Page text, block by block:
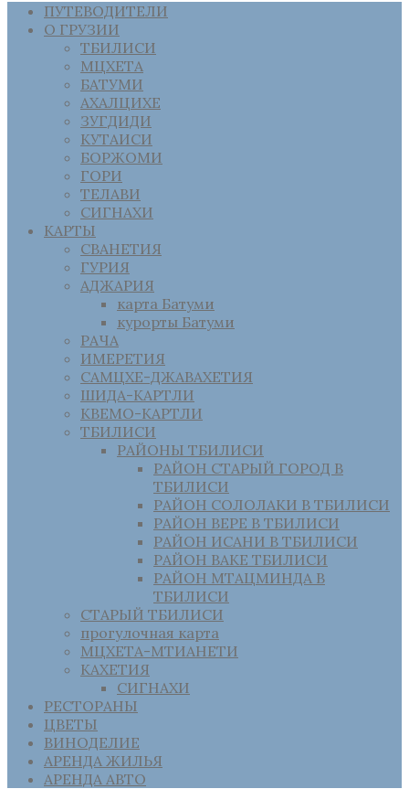
ПУТЕВОДИТЕЛИ
О ГРУЗИИ
ТБИЛИСИ
МЦХЕТА
БАТУМИ
АХАЛЦИХЕ
ЗУГДИДИ
КУТАИСИ
БОРЖОМИ
ГОРИ
ТЕЛАВИ
СИГНАХИ
КАРТЫ
СВАНЕТИЯ
ГУРИЯ
АДЖАРИЯ
карта Батуми
курорты Батуми
РАЧА
ИМЕРЕТИЯ
САМЦХЕ-ДЖАВАХЕТИЯ
ШИДА-КАРТЛИ
КВЕМО-КАРТЛИ
ТБИЛИСИ
РАЙОНЫ ТБИЛИСИ
РАЙОН СТАРЫЙ ГОРОД В
ТБИЛИСИ
РАЙОН СОЛОЛАКИ В ТБИЛИСИ
РАЙОН ВЕРЕ В ТБИЛИСИ
РАЙОН ИСАНИ В ТБИЛИСИ
РАЙОН ВАКЕ ТБИЛИСИ
РАЙОН МТАЦМИНДА В
ТБИЛИСИ
СТАРЫЙ ТБИЛИСИ
прогулочная карта
МЦХЕТА-МТИАНЕТИ
КАХЕТИЯ
СИГНАХИ
РЕСТОРАНЫ
ЦВЕТЫ
ВИНОДЕЛИЕ
АРЕНДА ЖИЛЬЯ
АРЕНДА АВТО